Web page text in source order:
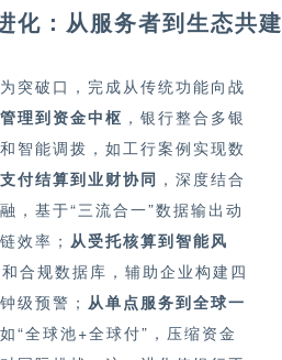
化：从服务者到生态共
突破口，完成从传统功能向战
理到资金中枢 ，银行整合多银
智能调拨，如工行案例实现数
付结算到业财协同 ，深度结合
，基于“三流合一”数据输出动
效率； 从受托核算到智能风
合规数据库，辅助企业构建四
级预警； 从单点服务到全球一
“全球池+全球付”，压缩资金